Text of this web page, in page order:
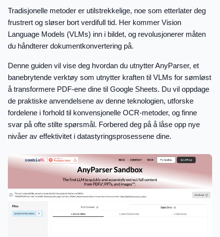
Tradisjonelle metoder er utilstrekkelige, noe som etterlater deg
frustrert og sløser bort verdifull tid. Her kommer Vision
Language Models (VLMs) inn i bildet, og revolusjonerer måten
du håndterer dokumentkonvertering på.
Denne guiden vil vise deg hvordan du utnytter AnyParser, et
banebrytende verktøy som utnytter kraften til VLMs for sømløst
å transformere PDF-ene dine til Google Sheets. Du vil oppdage
de praktiske anvendelsene av denne teknologien, utforske
fordelene i forhold til konvensjonelle OCR-metoder, og finne
svar på ofte stilte spørsmål. Forbered deg på å låse opp nye
nivåer av effektivitet i datastyringsprosessene dine.